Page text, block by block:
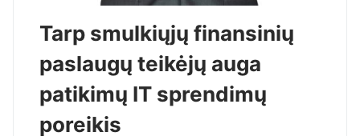
Tarp smulkiųjų finansinių
paslaugų teikėjų auga
patikimų IT sprendimų
poreikis